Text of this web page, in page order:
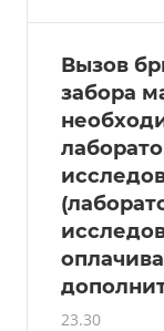
Вызов
забора
23.30